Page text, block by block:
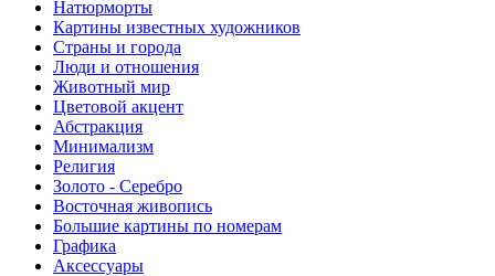
Натюрморты
Картины известных художников
Страны и города
Люди и отношения
Животный мир
Цветовой акцент
Абстракция
Минимализм
Религия
Золото - Серебро
Восточная живопись
Большие картины по номерам
Графика
Аксессуары